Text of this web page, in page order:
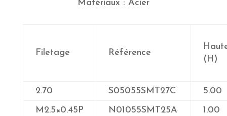
Matériaux : Acier
Filetage Référence
(H)
2.70 S05055SMT27C
5.00
M2.5×0.45P
N01055SMT25A
1.00